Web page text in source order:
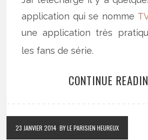
application qui se nomme
une application très
les fans de série.
CONTINUE
23 JANVIER 2014 BY LE PARISIEN HEUREUX